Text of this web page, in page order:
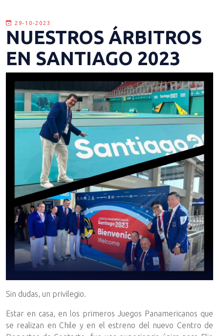
29-10-2023
NUESTROS ÁRBITROS
EN SANTIAGO 2023
Sin dudas, un privilegio.
Estar en casa, en los primeros Juegos Panamericanos que
se realizan en Chile y en el estreno del nuevo Centro de